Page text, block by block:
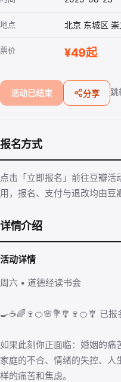
地点 北京 东城区
票价 ¥49起
活动已结束 分享 跳
报名方式
点击「立即报名」前往豆瓣
用，报名、支付与退改均由豆
详情介绍
活动详情
周六 • 道德经读书会
🍳☕️🌈🍷🍊🌸💐🎐🍷🍊🎐 已报
如果此刻你正面临：婚姻的痛
家庭的不合、情绪的失控、
样的痛苦和焦虑。